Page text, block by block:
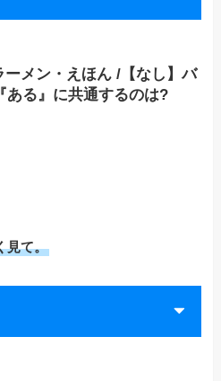
メン・えほん /【なし】バ
ある』に共通するのは?
見て。